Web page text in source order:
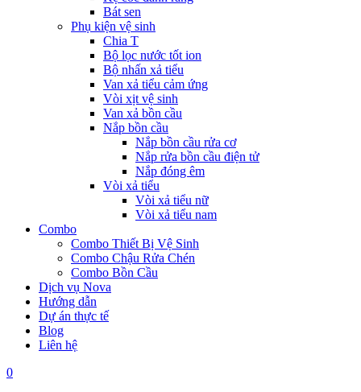
Bát sen
Phụ kiện vệ sinh
Chia T
Bộ lọc nước tốt ion
Bộ nhấn xả tiểu
Van xả tiểu cảm ứng
Vòi xịt vệ sinh
Van xả bồn cầu
Nắp bồn cầu
Nắp bồn cầu rửa cơ
Nắp rửa bồn cầu điện tử
Nắp đóng êm
Vòi xả tiểu
Vòi xả tiểu nữ
Vòi xả tiểu nam
Combo
Combo Thiết Bị Vệ Sinh
Combo Chậu Rửa Chén
Combo Bồn Cầu
Dịch vụ Nova
Hướng dẫn
Dự án thực tế
Blog
Liên hệ
0